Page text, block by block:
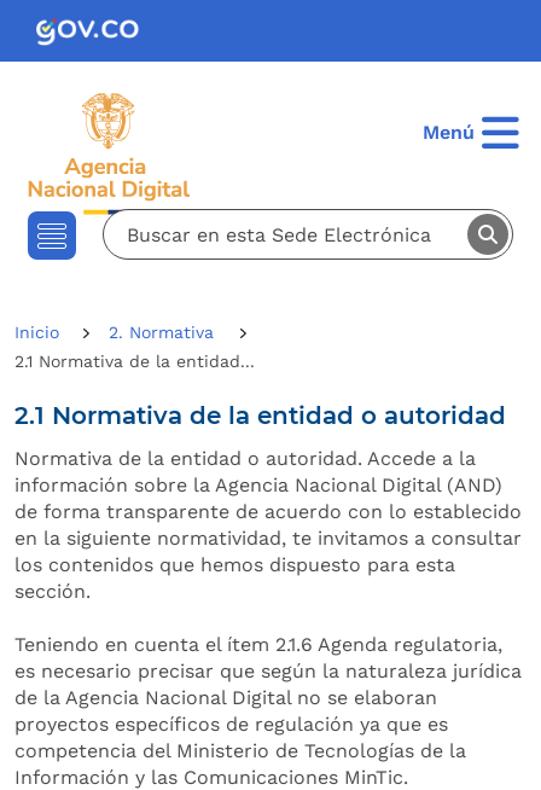
Pasar al contenido principal
Menú
Inicio
2. Normativa
2.1 Normativa de la entidad...
2.1 Normativa de la entidad o autoridad
Normativa de la entidad o autoridad. Accede a la
información sobre la Agencia Nacional Digital (AND)
de forma transparente de acuerdo con lo establecido
en la siguiente normatividad, te invitamos a consultar
los contenidos que hemos dispuesto para esta
sección.
Teniendo en cuenta el ítem 2.1.6 Agenda regulatoria,
es necesario precisar que según la naturaleza jurídica
de la Agencia Nacional Digital no se elaboran
proyectos específicos de regulación ya que es
competencia del Ministerio de Tecnologías de la
Información y las Comunicaciones MinTic.